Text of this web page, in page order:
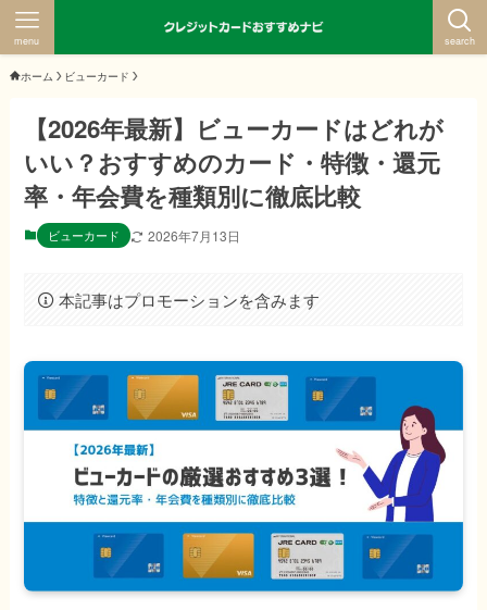
search
menu
ホーム ビューカード
【2026年最新】ビューカードはどれが
いい？おすすめのカード・特徴・還元
率・年会費を種類別に徹底比較
ビューカード 2026年7月13日
本記事はプロモーションを含みます